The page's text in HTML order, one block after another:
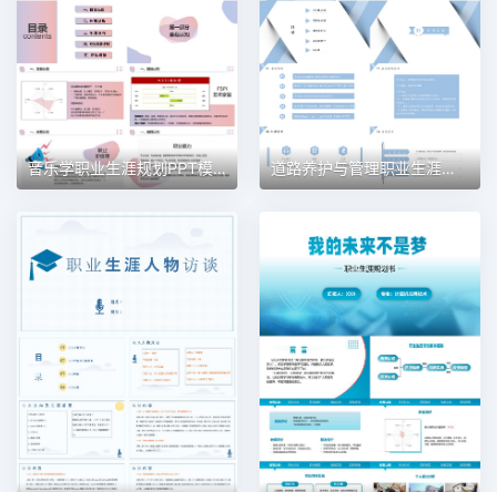
音乐学职业生涯规划PPT模板 道路养护与管理职业生涯规划PPT模板